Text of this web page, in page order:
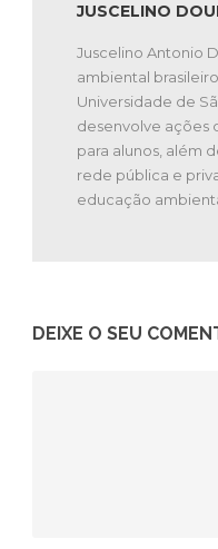
JUSCELINO
Juscelino Antonio
ambiental
Universidade de
desenvolve ações
para alunos, além
rede pública e
educação
DEIXE O SEU